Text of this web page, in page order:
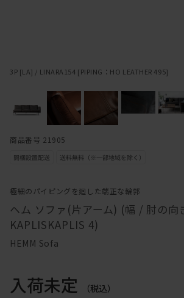
極細のパイピングを廻した端正な輪郭
ヘム ソファ(片アーム) (幅 / 肘の向
KAPLISKAPLIS 4)
HEMM Sofa
3P [LA] / LINARA154 [PIPING：HO LEATHER 495]
入荷未定 （税込）
商品番号 21905